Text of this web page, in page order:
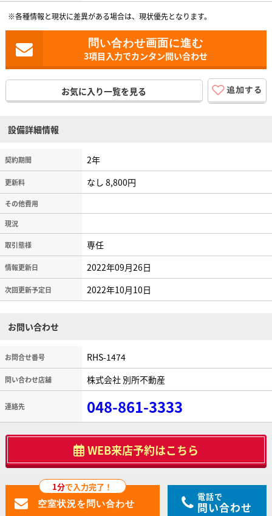
※各種情報と現状に差異がある場合は、現状優先となります。
3項目入力でカンタン問い合わせ
お気に入り一覧を見る
設備詳細情報
契約期間 2年
更新料 なし 8,800円
その他費用
現況
取引態様 専任
情報更新日 2022年09月26日
次回更新予定日 2022年10月10日
お問い合わせ
お問合せ番号 RHS-1474
問い合わせ店舗 株式会社 別所不動産
連絡先 048-861-3333
WEB来店予約はこちら
1分で入力完了！
電話で
問い合わせ